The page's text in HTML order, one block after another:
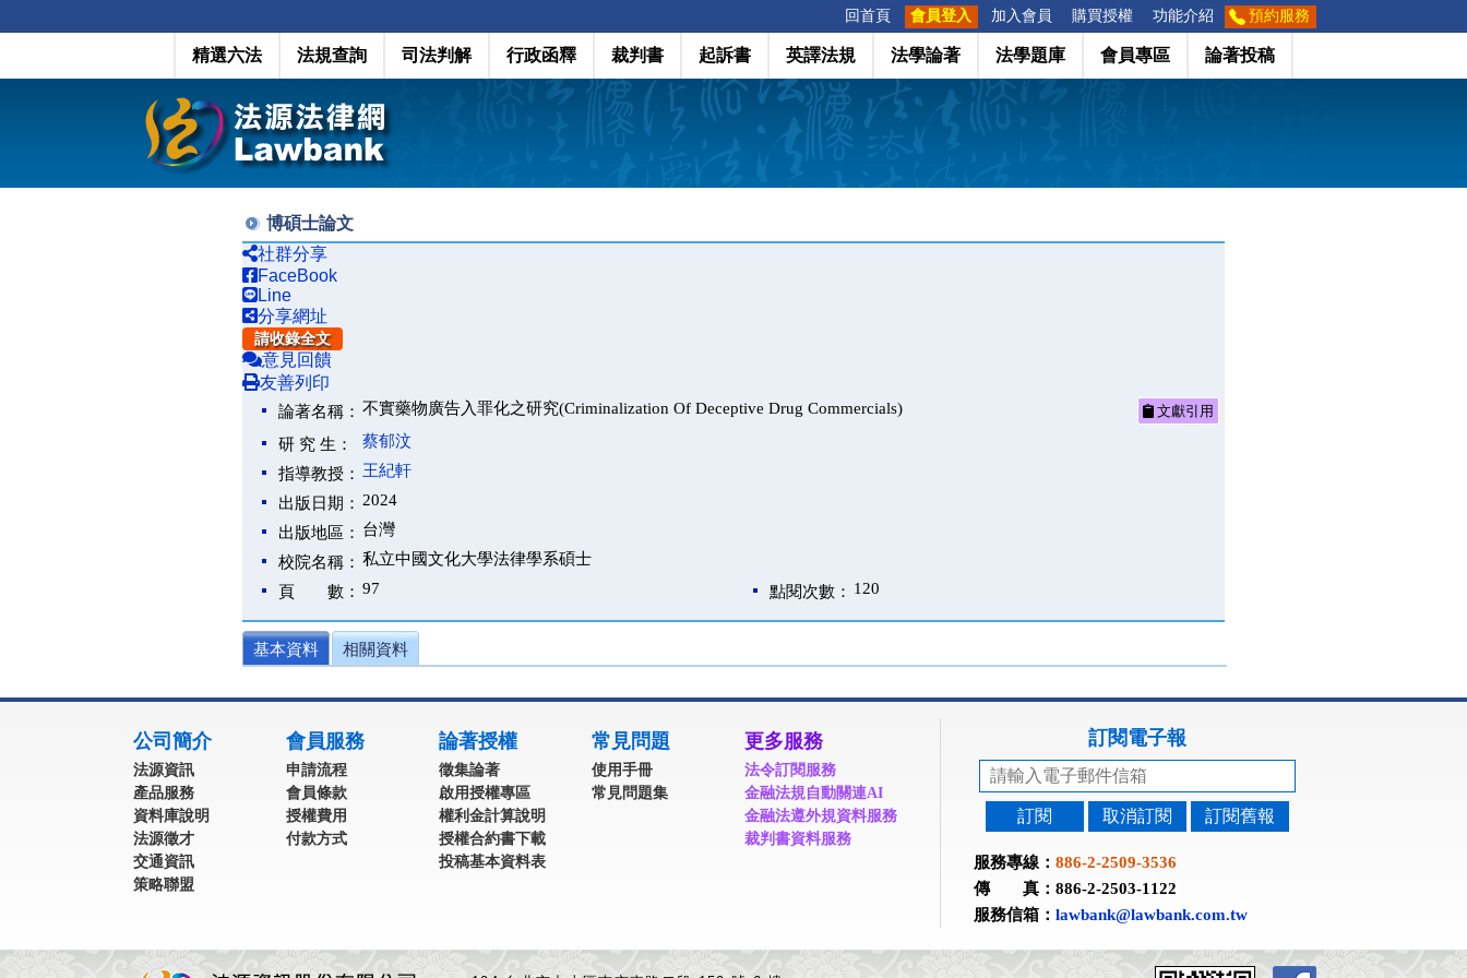
回首頁 會員登入 加入會員 購買授權 功能介紹 預約服務
精選六法 法規查詢 司法判解 行政函釋 裁判書 起訴書 英譯法規 法學論著 法學題庫 會員專區 論著投稿
博碩士論文
社群分享
FaceBook
Line
分享網址
請收錄全文
意見回饋
友善列印
論著名稱： 不實藥物廣告入罪化之研究(Criminalization Of Deceptive Drug Commercials) 文獻引用
研 究 生：
蔡郁汶
指導教授： 王紀軒
出版日期： 2024
出版地區： 台灣
校院名稱： 私立中國文化大學法律學系碩士
頁 數： 97 點閱次數： 120
基本資料 相關資料
公司簡介
法源資訊
產品服務
資料庫說明
法源徵才
交通資訊
策略聯盟
會員服務
申請流程
會員條款
授權費用
付款方式
論著授權
徵集論著
啟用授權專區
權利金計算說明
授權合約書下載
投稿基本資料表
常見問題
使用手冊
常見問題集
更多服務
法令訂閱服務
金融法規自動關連AI
金融法遵外規資料服務
裁判書資料服務
訂閱電子報
訂閱 取消訂閱 訂閱舊報
服務專線： 886-2-2509-3536
傳 真：886-2-2503-1122
服務信箱： lawbank@lawbank.com.tw